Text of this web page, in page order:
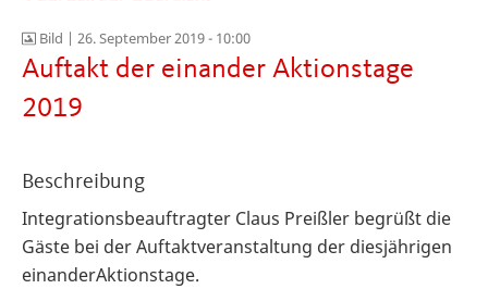
Bild | 26. September 2019 - 10:00
Auftakt der einander Aktionstage
2019
Beschreibung
Integrationsbeauftragter Claus Preißler begrüßt die
Gäste bei der Auftaktveranstaltung der diesjährigen
einanderAktionstage.